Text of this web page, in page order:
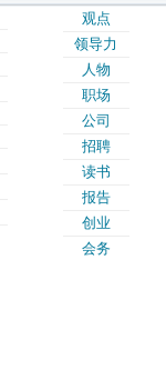
观点
领导力
人物
职场
公司
招聘
读书
报告
创业
会务